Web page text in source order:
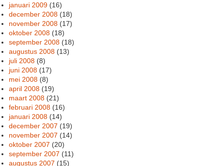
januari 2009 (16)
december 2008 (18)
november 2008 (17)
oktober 2008 (18)
september 2008 (18)
augustus 2008 (13)
juli 2008 (8)
juni 2008 (17)
mei 2008 (8)
april 2008 (19)
maart 2008 (21)
februari 2008 (16)
januari 2008 (14)
december 2007 (19)
november 2007 (14)
oktober 2007 (20)
september 2007 (11)
augustus 2007 (15)